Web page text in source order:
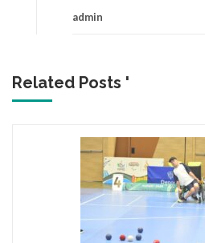
admin
Related Posts '